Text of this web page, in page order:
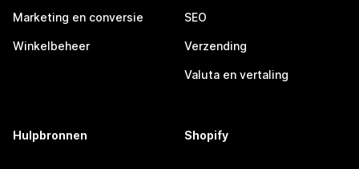
Marketing en conversie
Winkelbeheer
SEO
Verzending
Valuta en vertaling
Hulpbronnen Shopify